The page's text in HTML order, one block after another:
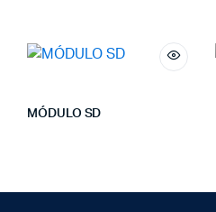
MÓDULO SD